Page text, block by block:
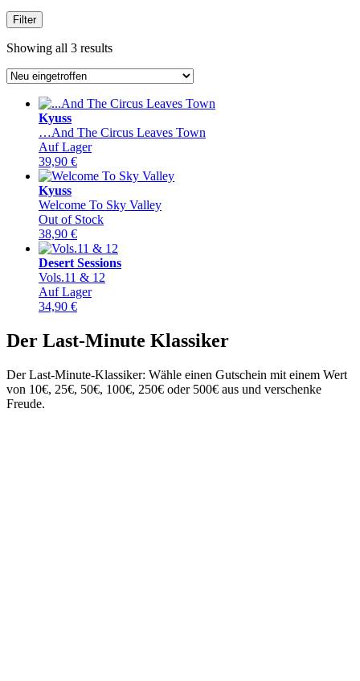
Filter
Showing all 3 resultsSorted
Kyuss
…And The Circus Leaves Town
Auf Lager
39,90 €
Kyuss
Welcome To Sky Valley
Out of Stock
38,90 €
Desert Sessions
Vols.11 & 12
Auf Lager
34,90 €
Der Last-Minute Klassiker
Der Last-Minute-Klassiker: Wähle einen Gutschein mit einem Wert
von 10€, 25€, 50€, 100€, 250€ oder 500€ aus und verschenke
Freude.